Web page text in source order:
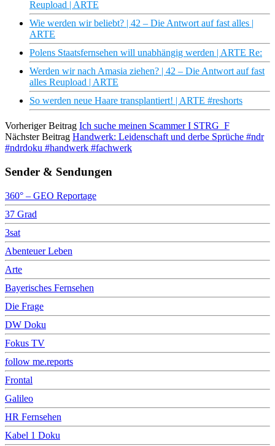
Reupload | ARTE
Wie werden wir beliebt? | 42 – Die Antwort auf fast alles |
ARTE
Polens Staatsfernsehen will unabhängig werden | ARTE Re:
Werden wir nach Amasia ziehen? | 42 – Die Antwort auf fast
alles Reupload | ARTE
So werden neue Haare transplantiert! | ARTE #reshorts
Vorheriger Beitrag Ich suche meinen Scammer I STRG_F
Nächster Beitrag Handwerk: Leidenschaft und derbe Sprüche #ndr
#ndrdoku #handwerk #fachwerk
Sender & Sendungen
360° – GEO Reportage
37 Grad
3sat
Abenteuer Leben
Arte
Bayerisches Fernsehen
Die Frage
DW Doku
Fokus TV
follow me.reports
Frontal
Galileo
HR Fernsehen
Kabel 1 Doku